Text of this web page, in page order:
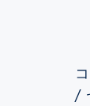
/